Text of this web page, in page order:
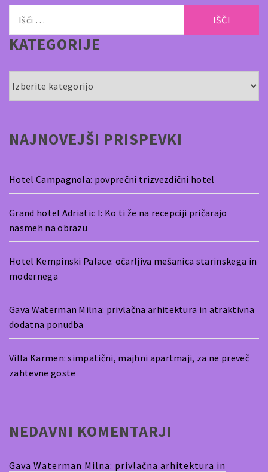
KATEGORIJE
NAJNOVEJŠI PRISPEVKI
Hotel Campagnola: povprečni trizvezdični hotel
Grand hotel Adriatic I: Ko ti že na recepciji pričarajo
nasmeh na obrazu
Hotel Kempinski Palace: očarljiva mešanica starinskega in
modernega
Gava Waterman Milna: privlačna arhitektura in atraktivna
dodatna ponudba
Villa Karmen: simpatični, majhni apartmaji, za ne preveč
zahtevne goste
NEDAVNI KOMENTARJI
Gava Waterman Milna: privlačna arhitektura in